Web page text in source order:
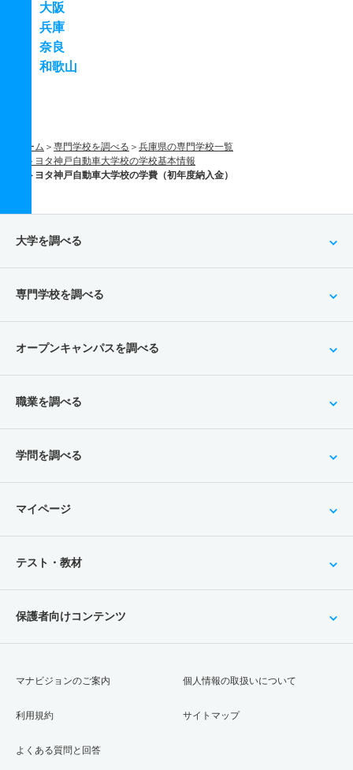
大阪
兵庫
奈良
和歌山
ホーム 専門学校を調べる
兵庫県の専門学校一覧
トヨタ神戸自動車大学校の学校基本情報
トヨタ神戸自動車大学校の学費（初年度納入金）
大学を調べる
専門学校を調べる
オープンキャンパスを調べる
職業を調べる
学問を調べる
マイページ
テスト・教材
保護者向けコンテンツ
マナビジョンのご案内
利用規約
よくある質問と回答
個人情報の取扱いについて
サイトマップ